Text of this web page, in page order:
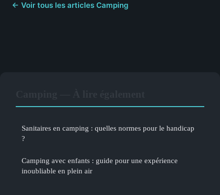
← Voir tous les articles Camping
Sanitaires en camping : quelles normes pour le handicap
?
Camping avec enfants : guide pour une expérience
inoubliable en plein air